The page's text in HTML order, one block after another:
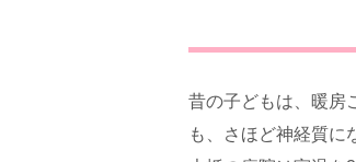
昔の子どもは、暖房
も、さほど神経質に